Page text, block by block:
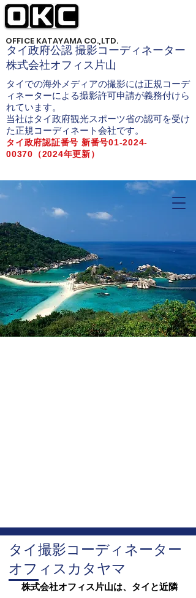
OFFICE KATAYAMA CO.,LTD.
タイ政府公認 撮影コーディネーター
株式会社オフィス片山
タイでの海外メディアの撮影には正規コーデ
ィネーターによる撮影許可申請が義務付けら
れています。
当社はタイ政府観光スポーツ省の認可を受け
た正規コーディネート会社です。
タイ政府認証番号 新番号01-2024-
00370（2024年更新）
タイ撮影コーディネーター
オフィスカタヤマ
株式会社オフィス片山は、タイと近隣